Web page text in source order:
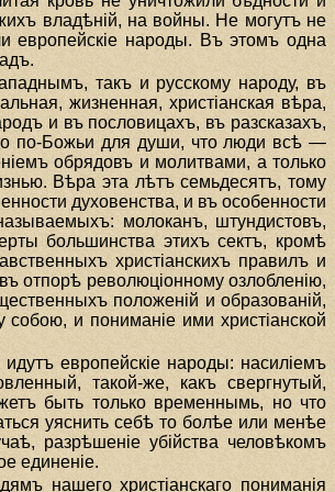
владѣнiй, на войны. Не могутъ не
европейскiе народы. Въ этомъ одна
такъ и русскому народу, въ
жизненная, христiанская вѣра,
и въ пословицахъ, въ разсказахъ,
по-Божьи для души, что люди всѣ —
обрядовъ и молитвами, а только
Вѣра эта лѣтъ семьдесятъ, тому
духовенства, и въ особенности
молоканъ, штундистовъ,
большинства этихъ сектъ, кромѣ
христiанскихъ правилъ и
отпорѣ революцiонному озлобленiю,
положенiй и образованiй,
и пониманiе ими христiанской
европейскiе народы: насилiемъ
такой-же, какъ свергнутый,
быть только временнымь, но что
уяснить себѣ то болѣе или менѣе
разрѣшенiе убiйства человѣкомъ
единенiе.
нашего христiанскаго пониманiя